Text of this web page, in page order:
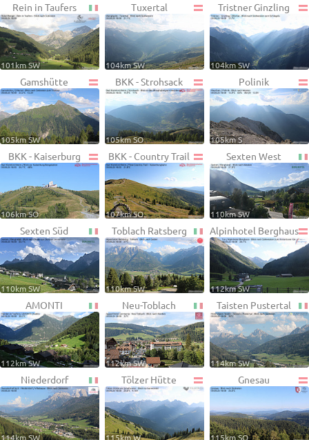
Rein in Taufers
101km SW
Tuxertal
104km SW
Tristner Ginzling
104km SW
Gamshütte
105km SW
BKK - Strohsack
105km SO
Polinik
105km S
BKK - Kaiserburg
106km SO
BKK - Country Trail
107km SO
Sexten West
110km SW
Sexten Süd
110km SW
Toblach Ratsberg
110km SW
Alpinhotel Berghaus
112km SW
AMONTI
112km SW
Neu-Toblach
112km SW
Taisten Pustertal
114km SW
Niederdorf
114km SW
Tölzer Hütte
115km W
Gnesau
115km SO